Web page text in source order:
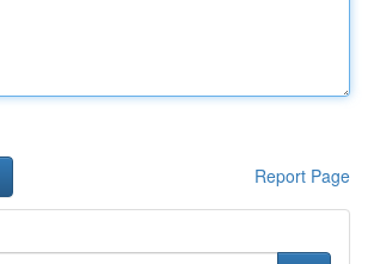
Report Page